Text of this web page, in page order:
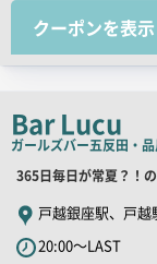
ピ
クーポンを表示
Bar Lucu
ガールズバー五反田・
店
舗
PR
キ
365日毎日が常夏？！
戸越銀座駅、戸
20:00～LAST